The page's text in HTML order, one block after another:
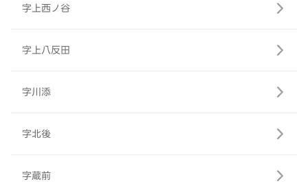
字上西ノ谷
字上八反田
字川添
字北後
字蔵前